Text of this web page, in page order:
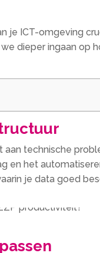
je ICT-omgeving
dieper ingaan op
technische
en het
je data goed